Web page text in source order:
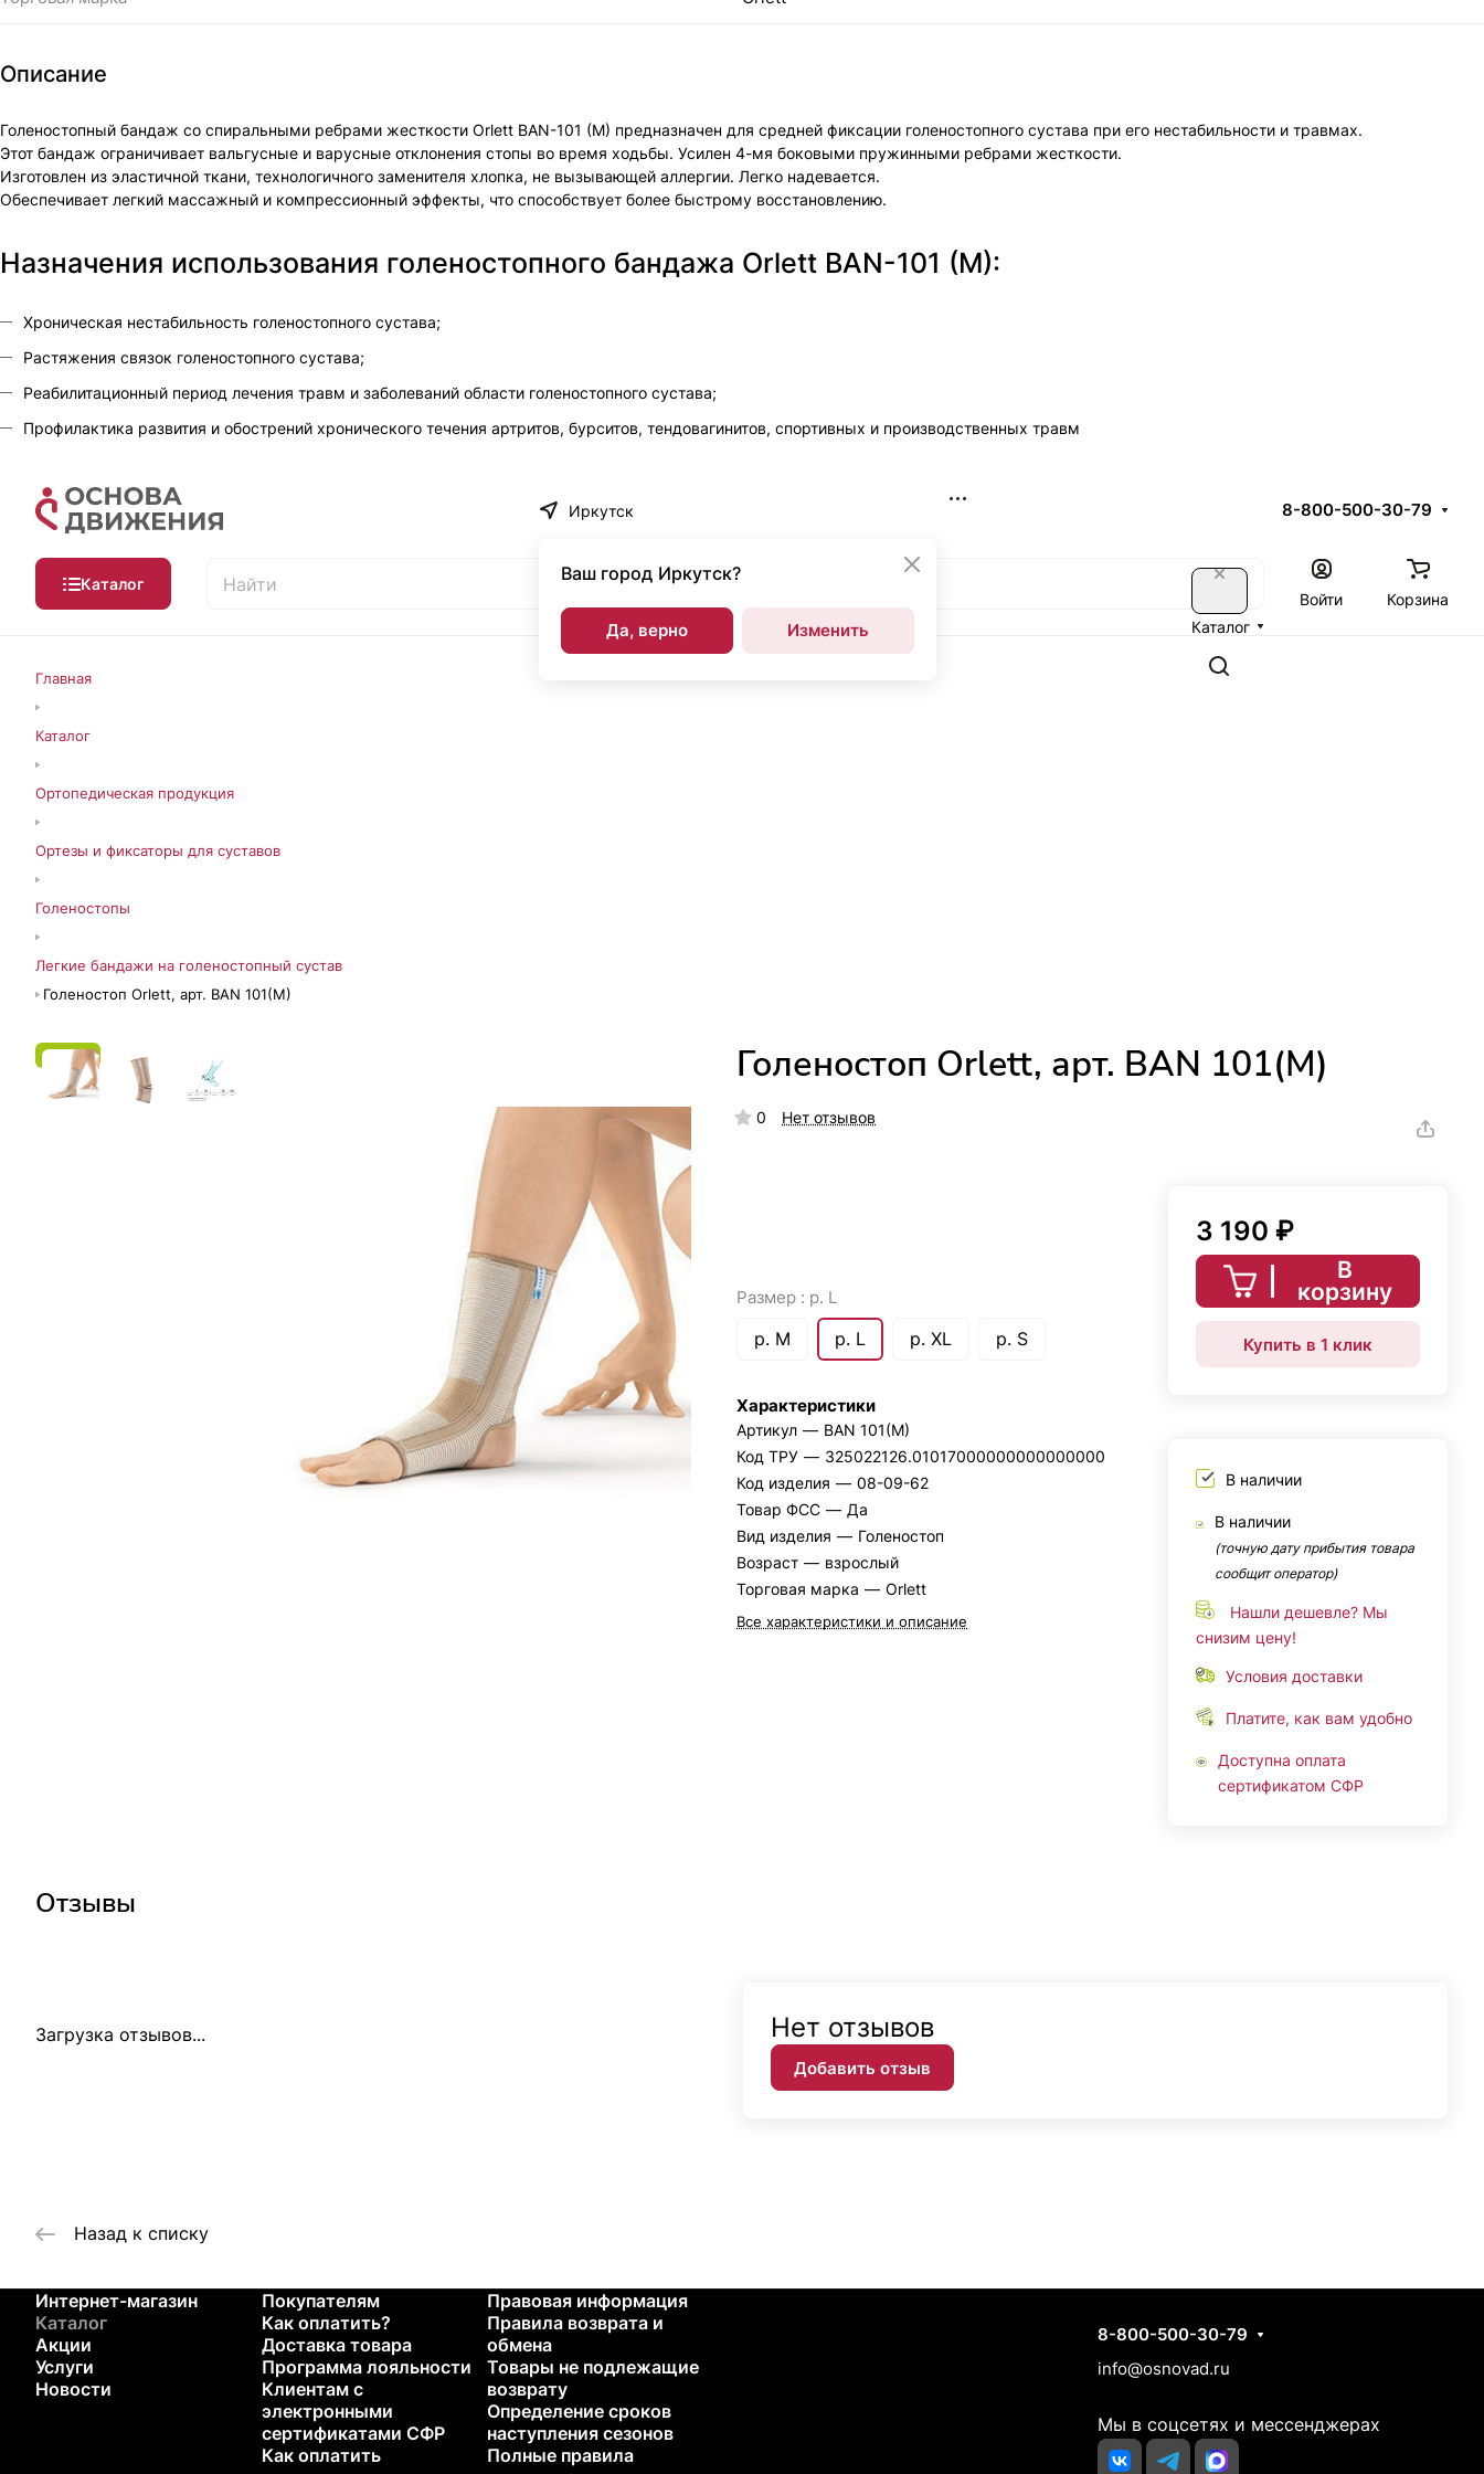
Описание
Голеностопный бандаж со спиральными ребрами жесткости Orlett BAN-101 (M) предназначен для средней фиксации голеностопного сустава при его нестабильности и травмах.
Этот бандаж ограничивает вальгусные и варусные отклонения стопы во время ходьбы. Усилен 4-мя боковыми пружинными ребрами жесткости.
Изготовлен из эластичной ткани, технологичного заменителя хлопка, не вызывающей аллергии. Легко надевается.
Обеспечивает легкий массажный и компрессионный эффекты, что способствует более быстрому восстановлению.
Назначения использования голеностопного бандажа Orlett BAN-101 (M):
Хроническая нестабильность голеностопного сустава;
Растяжения связок голеностопного сустава;
Реабилитационный период лечения травм и заболеваний области голеностопного сустава;
Профилактика развития и обострений хронического течения артритов, бурситов, тендовагинитов, спортивных и производственных травм
Иркутск
Ваш город Иркутск?
Да, верно Изменить
8-800-500-30-79
Каталог
Каталог
Войти Корзина
Главная
Каталог
Ортопедическая продукция
Ортезы и фиксаторы для суставов
Голеностопы
Легкие бандажи на голеностопный сустав
Голеностоп Orlett, арт. BAN 101(M)
ЭС СФР Голеностоп Orlett, арт. BAN 101(M)
0 Нет отзывов
Размер : р. L
р. M р. L р. XL р. S
Характеристики
Артикул — BAN 101(M)
Код ТРУ — 325022126.01017000000000000000
Код изделия — 08-09-62
Товар ФСС — Да
Вид изделия — Голеностоп
Возраст — взрослый
Торговая марка — Orlett
Все характеристики и описание
3 190 ₽
В
корзину
Купить в 1 клик
В наличии
В наличии
(точную дату прибытия товара
сообщит оператор)
Нашли дешевле? Мы
снизим цену!
Условия доставки
Платите, как вам удобно
Доступна оплата
сертификатом СФР
Отзывы
Загрузка отзывов... Нет отзывов
Добавить отзыв
Назад к списку
Интернет-магазин
Каталог
Акции
Услуги
Новости
Покупателям
Как оплатить?
Доставка товара
Программа лояльности
Клиентам с
электронными
сертификатами СФР
Как оплатить
Правовая информация
Правила возврата и
обмена
Товары не подлежащие
возврату
Определение сроков
наступления сезонов
Полные правила
8-800-500-30-79
info@osnovad.ru
Мы в соцсетях и мессенджерах